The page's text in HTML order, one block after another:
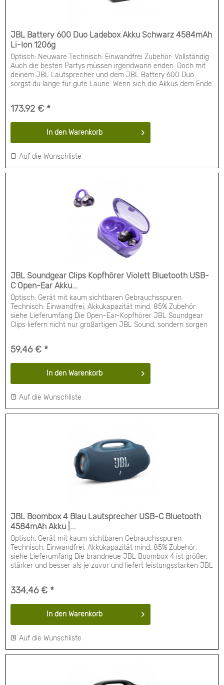
JBL Battery 600 Duo Ladebox Akku Schwarz 4584mAh
Li-Ion 1206g
Optisch: Neuware Technisch: Einwandfrei Zubehör: Vollständig
Auch die besten Partys müssen irgendwann enden. Doch mit
deinem JBL Lautsprecher und dem JBL Battery 600 Duo
sorgst du lange für gute Laune. Wenn sich die Akkus dem Ende
können die Akkus in der...
173,92 € *
In den Warenkorb
Auf die Wunschliste
JBL Soundgear Clips Kopfhörer Violett Bluetooth USB-
C Open-Ear Akku...
Optisch: Gerät mit kaum sichtbaren Gebrauchsspuren
Technisch: Einwandfrei, Akkukapazität mind. 85% Zubehör:
siehe Lieferumfang Die Open-Ear-Kopfhörer JBL Soundgear
Clips liefern nicht nur großartigen JBL Sound, sondern sorgen
sich hervor, genau wie ihre...
59,46 € *
In den Warenkorb
Auf die Wunschliste
JBL Boombox 4 Blau Lautsprecher USB-C Bluetooth
4584mAh Akku |...
Optisch: Gerät mit kaum sichtbaren Gebrauchsspuren
Technisch: Einwandfrei, Akkukapazität mind. 85% Zubehör:
siehe Lieferumfang Die brandneue JBL Boombox 4 ist größer,
stärker und besser als je zuvor und liefert leistungsstarken JBL
mehr Leistung mit weniger...
334,46 € *
In den Warenkorb
Auf die Wunschliste